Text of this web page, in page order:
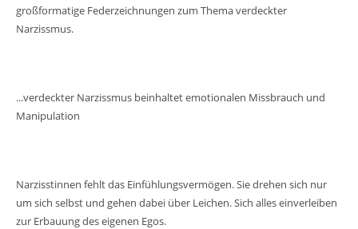
großformatige Federzeichnungen zum Thema verdeckter
Narzissmus.
...verdeckter Narzissmus beinhaltet emotionalen Missbrauch und
Manipulation
Narzisstinnen fehlt das Einfühlungsvermögen. Sie drehen sich nur
um sich selbst und gehen dabei über Leichen. Sich alles einverleiben
zur Erbauung des eigenen Egos.